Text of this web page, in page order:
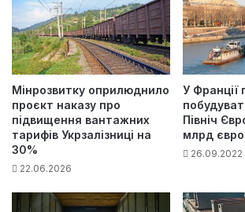
Мінрозвитку оприлюднило
проєкт наказу про
підвищення вантажних
тарифів Укрзалізниці на
30%
22.06.2026
У Франції
Північ
млрд євро
26.09.2022